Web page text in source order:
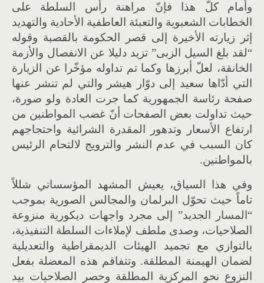
وأمام كلّ هذا فإنّ مراهنة رأس السلطة على
الخطابات الشعبوية والتعبئة العاطفية الأحادية والتهديد
إثر زيارته الأخيرة إلى قصر الحكومة بالقصبة وقوله
“لقد بلغ السيل الزبى” تزيد دليلا عن الانفصال والأزمة
الخانقة، لعلّ أبرزها وكما تم تداوله مؤخّرا عن الزيارة
التي أدّاها سعيد إلى دوّار هيشر والتي لم تنشر عنها
صفحة رئاسة الجمهورية كما جرت العادة ولو صورة،
حيث تداولت بعض الصفحات أنّ غضب المواطنين من
ارتفاع الأسعار وتدهور المقدرة الشرائية واحتجاجهم
كان السبب في عدم النشر والترويج لالتحام الرئيس
بالمواطنين.
وفي هذا السياق، يعيش المشهد المؤسساتي شللاً
تاماً حيث تحوّل البرلمان والمجالس الصورية بموجب
“ المسار الجديد”
إلى مجرد واجهات ديكورية منزوعة
الصلاحيات، وصدى ملطف لإملاءات السلطة التنفيذية،
بالتوازي مع تجميد الهيئات الديمقراطية والتعديلية
لضمان الهيمنة المطلقة. وتتفاقم هذه المعضلة بفعل
النزوع نحو المركزية المطلقة وحصر الصلاحيات بيد